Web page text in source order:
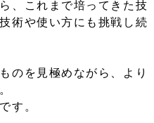
、これまで培ってきた技
術や使い方にも挑戦し続
のを見極めながら、より
す。